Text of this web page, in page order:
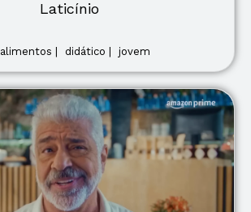
Laticínio
alimentos | didático | jovem